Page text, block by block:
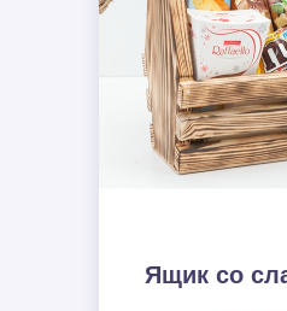
Ящик со